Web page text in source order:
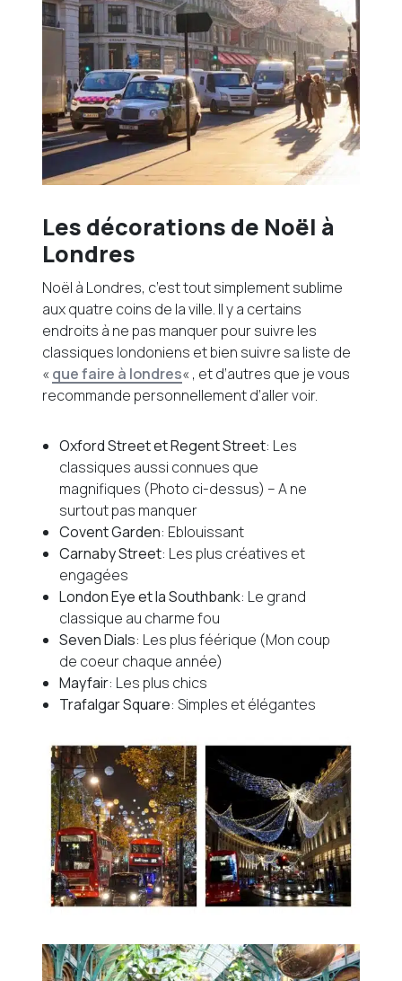
Les décorations de Noël à
Londres
Noël à Londres, c’est tout simplement sublime
aux quatre coins de la ville. Il y a certains
endroits à ne pas manquer pour suivre les
classiques londoniens et bien suivre sa liste de
« que faire à londres« , et d’autres que je vous
recommande personnellement d’aller voir.
Oxford Street et Regent Street: Les
classiques aussi connues que
magnifiques (Photo ci-dessus) – A ne
surtout pas manquer
Covent Garden: Eblouissant
Carnaby Street: Les plus créatives et
engagées
London Eye et la Southbank: Le grand
classique au charme fou
Seven Dials: Les plus féérique (Mon coup
de coeur chaque année)
Mayfair: Les plus chics
Trafalgar Square: Simples et élégantes